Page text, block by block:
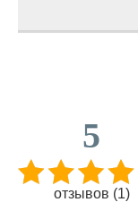
5
отзывов (1)